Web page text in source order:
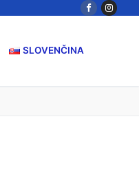
SLOVENČINA